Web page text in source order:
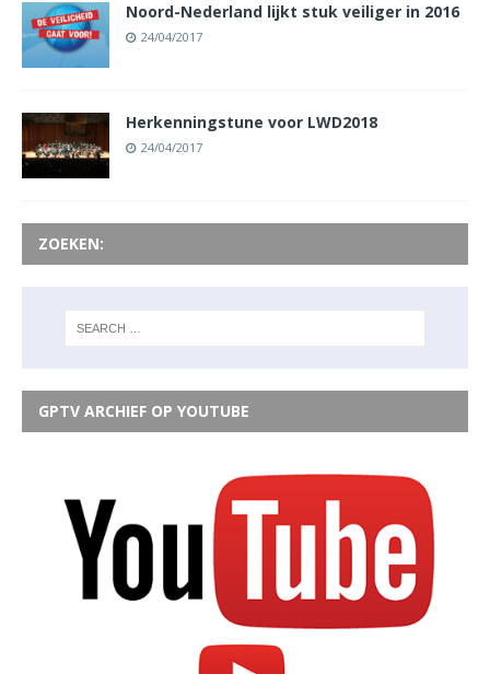
Noord-Nederland lijkt stuk veiliger in 2016
24/04/2017
Herkenningstune voor LWD2018
24/04/2017
ZOEKEN:
GPTV ARCHIEF OP YOUTUBE